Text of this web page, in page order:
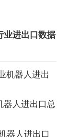
进出口数据
机器人进出
人进出口总
器人进出口